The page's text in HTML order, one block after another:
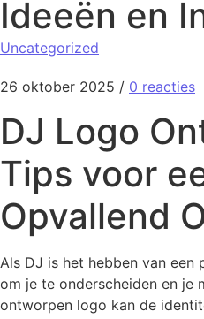
Ideeën en
Uncategorized
26 oktober 2025 / 0 reacties
DJ Logo
Tips voor
Opvallend
Als DJ is het hebben van een
om je te onderscheiden en je
ontworpen logo kan de